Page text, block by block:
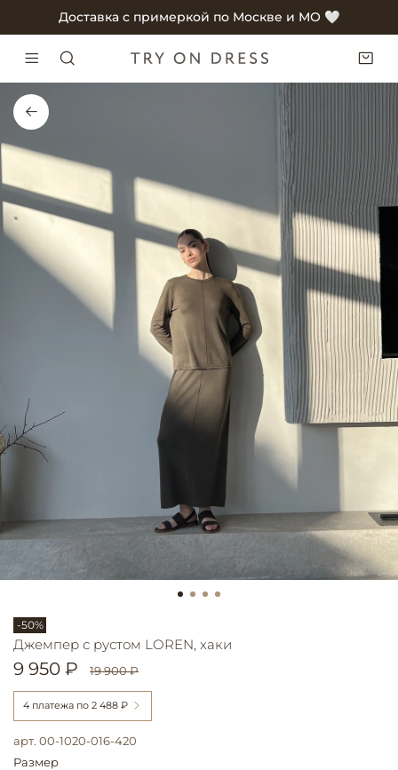
Доставка с примеркой по Москве и МО 🤍
-50%
арт. 00-1020-016-420
Джемпер с рустом LOREN, хаки
9 950 ₽ 19 900 ₽
4 платежа по 2 488 ₽
Размер